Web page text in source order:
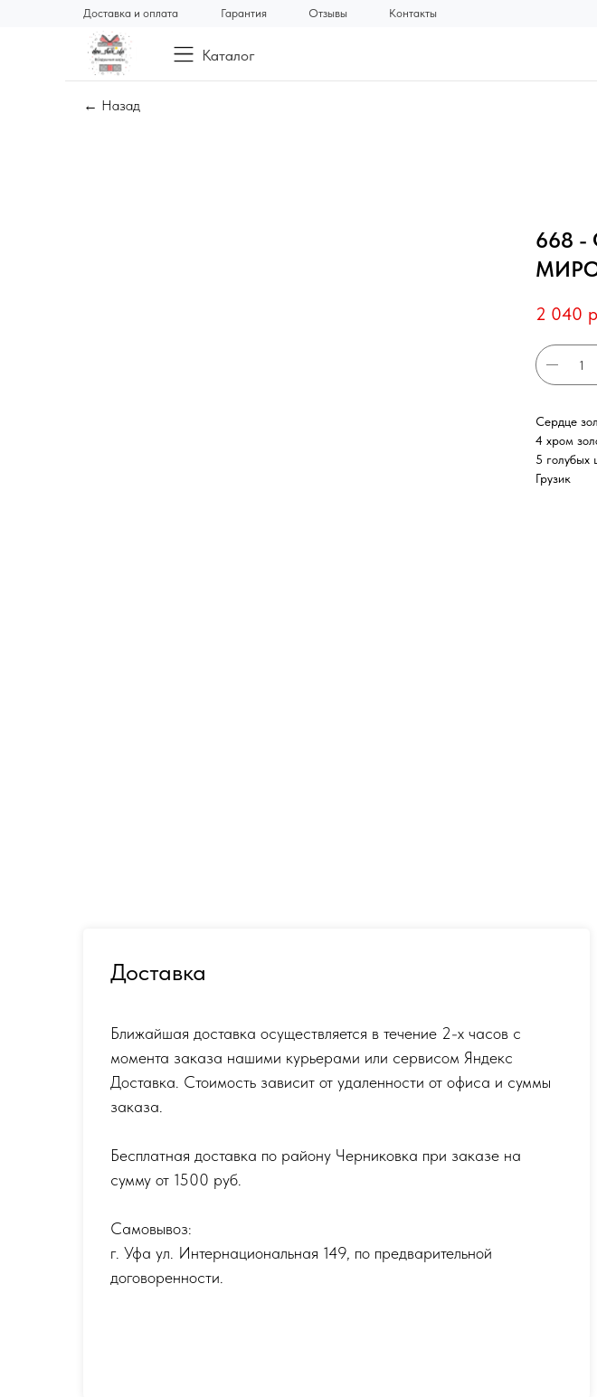
Отзывы Контакты
Гарантия
Доставка и оплата
Каталог
← Назад
668 -
2 040
Сердце
4 хром
5
Грузик
Доставка
Ближайшая доставка осуществляется в течение 2-х часов с
момента заказа нашими курьерами или сервисом Яндекс
Доставка. Стоимость зависит от удаленности от офиса и суммы
заказа.
Бесплатная доставка по району Черниковка при заказе на
сумму от 1500 руб.
Самовывоз:
г. Уфа ул. Интернациональная 149, по предварительной
договоренности.